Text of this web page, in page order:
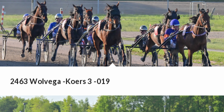
2463 Wolvega -Koers 3 -019